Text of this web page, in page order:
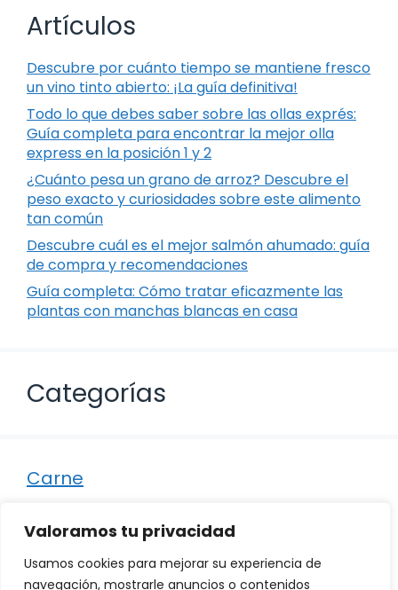
Valoramos tu privacidad
Usamos cookies para mejorar su experiencia de
navegación, mostrarle anuncios o contenidos
Artículos
Descubre por cuánto tiempo se mantiene fresco
un vino tinto abierto: ¡La guía definitiva!
Todo lo que debes saber sobre las ollas exprés:
Guía completa para encontrar la mejor olla
express en la posición 1 y 2
¿Cuánto pesa un grano de arroz? Descubre el
peso exacto y curiosidades sobre este alimento
tan común
Descubre cuál es el mejor salmón ahumado: guía
de compra y recomendaciones
Guía completa: Cómo tratar eficazmente las
plantas con manchas blancas en casa
Categorías
Carne
Otro